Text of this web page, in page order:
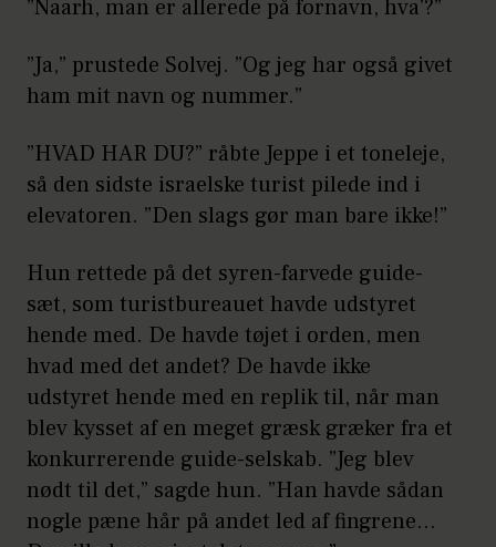
”Naarh, man er allerede på fornavn, hva’?”
”Ja,” prustede Solvej. ”Og jeg har også givet
ham mit navn og nummer.”
”HVAD HAR DU?” råbte Jeppe i et toneleje,
så den sidste israelske turist pilede ind i
elevatoren. ”Den slags gør man bare ikke!”
Hun rettede på det syren-farvede guide-
sæt, som turistbureauet havde udstyret
hende med. De havde tøjet i orden, men
hvad med det andet? De havde ikke
udstyret hende med en replik til, når man
blev kysset af en meget græsk græker fra et
konkurrerende guide-selskab. ”Jeg blev
nødt til det,” sagde hun. ”Han havde sådan
nogle pæne hår på andet led af fingrene…